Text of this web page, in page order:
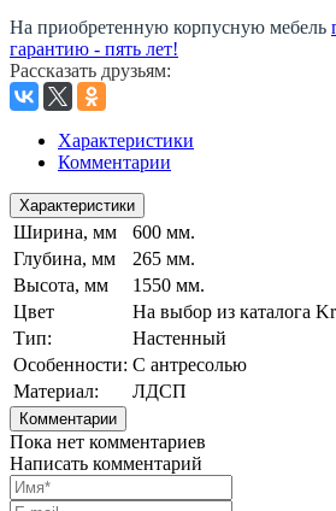
На приобретенную корпусную мебель
гарантию - пять лет!
Рассказать друзьям:
Характеристики
Комментарии
Характеристики
Ширина, мм
600 мм.
Глубина, мм
265 мм.
Высота, мм
1550 мм.
Цвет
На выбор из каталога
Тип:
Настенный
Особенности: С антресолью
Материал:
ЛДСП
Комментарии
Пока нет комментариев
Написать комментарий